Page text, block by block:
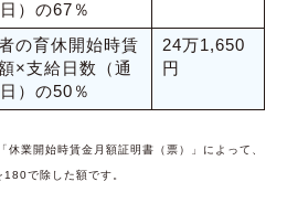
）の67％
の育休開始時賃
×支給日数（通
）の50％
24万1,650
円
業開始時賃金月額証明書（票）」によって、
で除した額です。